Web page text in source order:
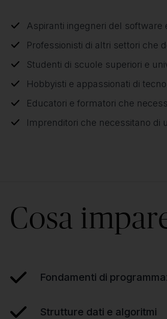
Aspiranti ingegneri del software
Professionisti di altri settori che
Studenti di scuole superiori e
Hobbyisti e appassionati di
Educatori e formatori che
Imprenditori che necessitano di
Cosa
Fondamenti di
Strutture dati e algoritmi